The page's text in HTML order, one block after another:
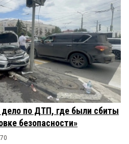
дело по ДТП, где были сбиты
безопасности»